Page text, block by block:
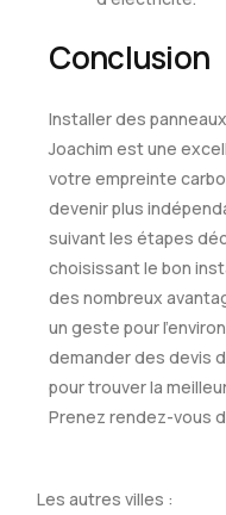
Conclusion
Installer des
Joachim est une
votre empreinte
devenir plus
suivant les étapes
choisissant le bon
des nombreux
un geste pour
demander des devis
pour trouver la
Prenez rendez-vous
Les autres villes :